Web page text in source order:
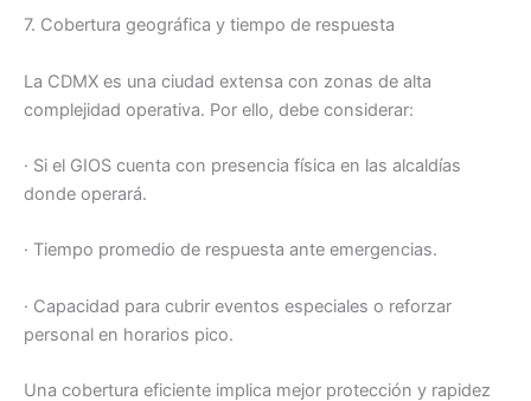
7. Cobertura geográfica y tiempo de respuesta
La CDMX es una ciudad extensa con zonas de alta
complejidad operativa. Por ello, debe considerar:
· Si el GIOS cuenta con presencia física en las alcaldías
donde operará.
· Tiempo promedio de respuesta ante emergencias.
· Capacidad para cubrir eventos especiales o reforzar
personal en horarios pico.
Una cobertura eficiente implica mejor protección y rapidez